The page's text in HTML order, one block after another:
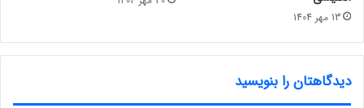
13 مهر 1404
دیدگاهتان را بنویسید